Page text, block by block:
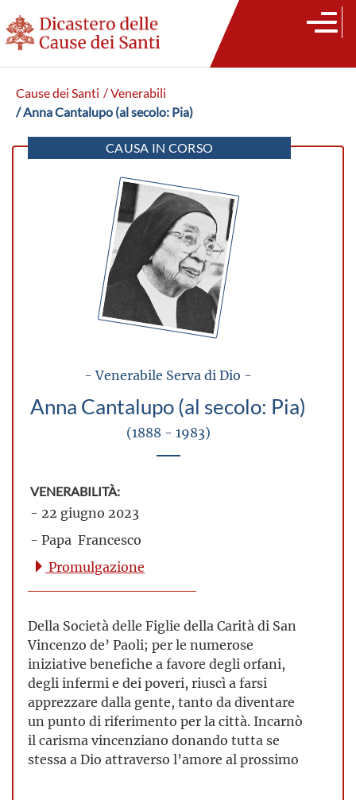
Cause dei Santi / Venerabili
/ Anna Cantalupo (al secolo: Pia)
CAUSA IN CORSO
- Venerabile Serva di Dio -
Anna Cantalupo (al secolo: Pia)
(1888 - 1983)
VENERABILITÀ:
- 22 giugno 2023
- Papa Francesco
Promulgazione
Della Società delle Figlie della Carità di San
Vincenzo de’ Paoli; per le numerose
iniziative benefiche a favore degli orfani,
degli infermi e dei poveri, riuscì a farsi
apprezzare dalla gente, tanto da diventare
un punto di riferimento per la città. Incarnò
il carisma vincenziano donando tutta se
stessa a Dio attraverso l’amore al prossimo